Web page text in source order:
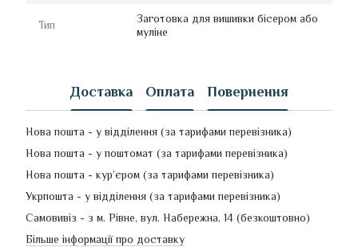
Тип
Заготовка для вишивки бісером або
муліне
Доставка Оплата Повернення
Нова пошта - у відділення (за тарифами перевізника)
Нова пошта - у поштомат (за тарифами перевізника)
Нова пошта - кур’єром (за тарифами перевізника)
Укрпошта - у відділення (за тарифами перевізника)
Самовивіз - з м. Рівне, вул. Набережна, 14 (безкоштовно)
Більше інформації про доставку